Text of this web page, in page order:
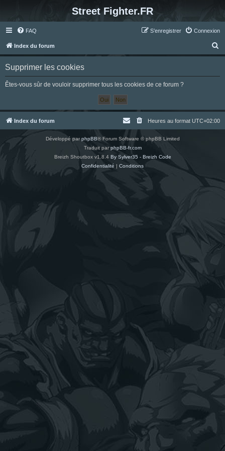
Street Fighter.FR
FAQ Connexion
S’enregistrer
Index du forum
e
h
Supprimer les cookies
Êtes-vous sûr de vouloir supprimer tous les cookies de ce forum ?
Index du forum Heures au format UTC+02:00
Développé parphpBB® Forum Software © phpBB Limited
Traduit parphpBB-fr.com
Breizh Shoutbox v1.8.4 By Sylver35 - Breizh Code
Confidentialité | Conditions